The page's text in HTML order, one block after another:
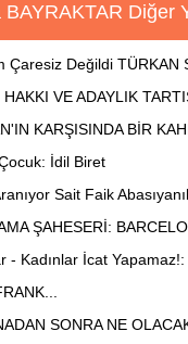
BAYRAKTAR Diğer
Çaresiz Değildi TÜRKAN
HAKKI VE ADAYLIK
KARŞISINDA BİR
İdil Biret
Sait Faik
ŞAHESERİ:
- Kadınlar İcat
SONRA NE